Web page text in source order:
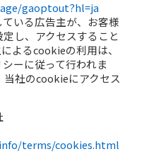
gaoptout?hl=ja
いる広告主が、お客様
し、アクセスすること
よるcookieの利用は、
ーに従って行われま
社のcookieにアクセス
terms/cookies.html